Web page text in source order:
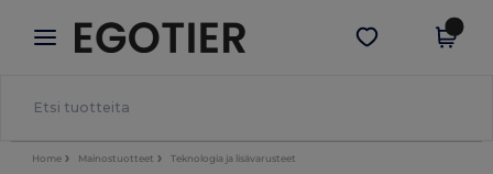
× Egotier-sovellus
Paremmat hinnat appissa!
Hae sovellus
Home Mainostuotteet Teknologia ja lisävarusteet